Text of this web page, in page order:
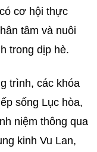
cơ hội thực
tâm và nuôi
trong dịp hè.
trình, các khóa
sống Lục hòa,
niệm thông qua
kinh Vu Lan,